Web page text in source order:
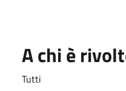
A chi è
Tutti